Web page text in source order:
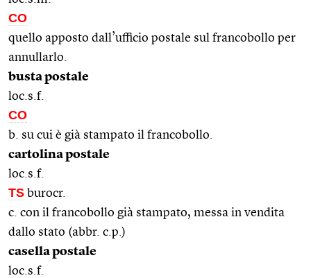
CO
quello apposto dall’ufficio postale sul francobollo per
annullarlo.
busta postale
loc.s.f.
CO
b. su cui è già stampato il francobollo.
cartolina postale
loc.s.f.
TS burocr.
c. con il francobollo già stampato, messa in vendita
dallo stato (abbr. c.p.)
casella postale
loc.s.f.